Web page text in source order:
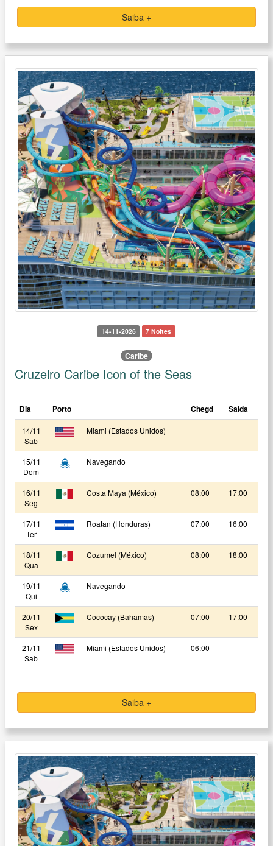
Saiba +
14-11-2026 7 Noites
Caribe
Cruzeiro Caribe Icon of the Seas
Dia Porto Chegd Saída
14/11
Sab
Miami (Estados Unidos)
15/11
Dom
Navegando
16/11
Seg
Costa Maya (México) 08:00 17:00
17/11
Ter
Roatan (Honduras) 07:00 16:00
18/11
Qua
Cozumel (México) 08:00 18:00
19/11
Qui
Navegando
20/11
Sex
Cococay (Bahamas) 07:00 17:00
21/11
Sab
Miami (Estados Unidos) 06:00
Saiba +